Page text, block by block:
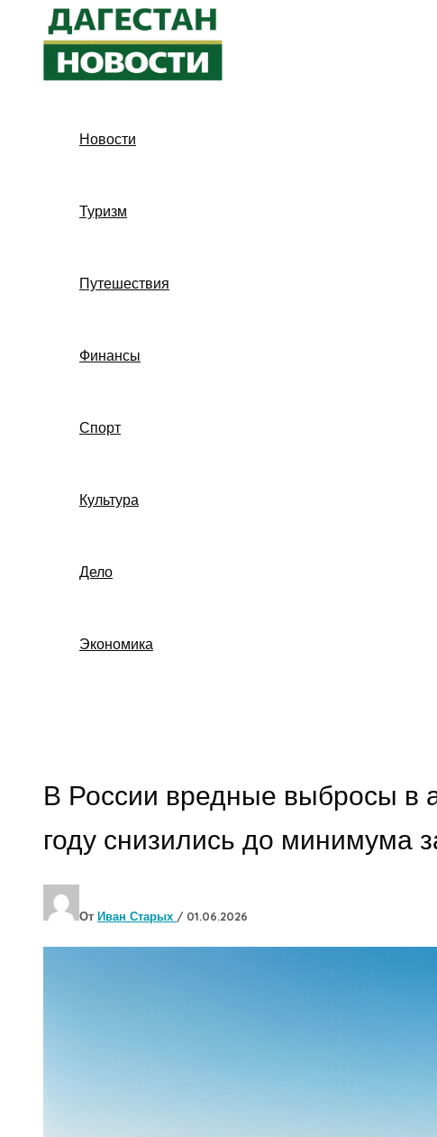
Перейти
содержимому
Новости
Туризм
Путешествия
Финансы
Спорт
Культура
Дело
Экономика
В России вредные выбросы в
году снизились до минимума
От Иван Старых / 01.06.2026